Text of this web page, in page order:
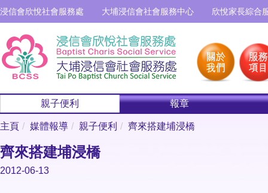
浸信會欣悅社會服務處 大埔浸信會社會服務中心 欣悅家長綜合
親子便利 報章
主頁 媒體報導 親子便利 齊來搭建埔浸橋
齊來搭建埔浸橋
2012-06-13